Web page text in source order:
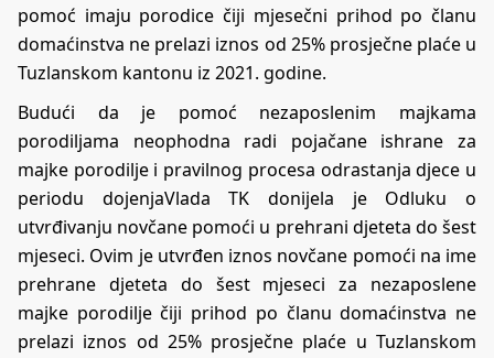
pomoć imaju porodice čiji mjesečni prihod po članu
domaćinstva ne prelazi iznos od 25% prosječne plaće u
Tuzlanskom kantonu iz 2021. godine.
Budući da je pomoć nezaposlenim majkama
porodiljama neophodna radi pojačane ishrane za
majke porodilje i pravilnog procesa odrastanja djece u
periodu dojenjaVlada TK donijela je Odluku o
utvrđivanju novčane pomoći u prehrani djeteta do šest
mjeseci. Ovim je utvrđen iznos novčane pomoći na ime
prehrane djeteta do šest mjeseci za nezaposlene
majke porodilje čiji prihod po članu domaćinstva ne
prelazi iznos od 25% prosječne plaće u Tuzlanskom